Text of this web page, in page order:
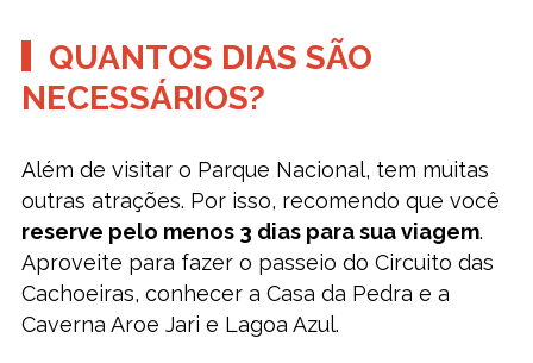
QUANTOS DIAS SÃO
NECESSÁRIOS?
Além de visitar o Parque Nacional, tem muitas
outras atrações. Por isso, recomendo que você
reserve pelo menos 3 dias para sua viagem.
Aproveite para fazer o passeio do Circuito das
Cachoeiras, conhecer a Casa da Pedra e a
Caverna Aroe Jari e Lagoa Azul.